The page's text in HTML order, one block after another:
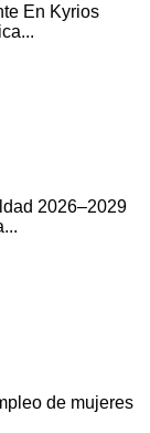
En Kyrios
2026–2029
de mujeres